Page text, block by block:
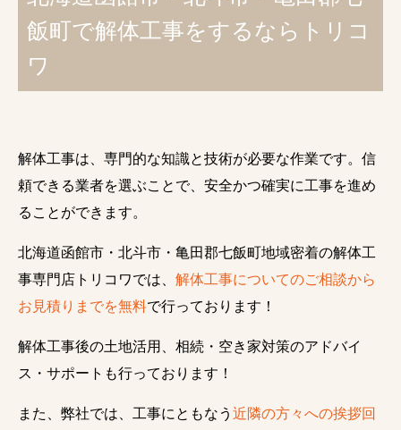
飯町で解体工事をするならトリコ
ワ
解体工事は、専門的な知識と技術が必要な作業です。信
頼できる業者を選ぶことで、安全かつ確実に工事を進め
ることができます。
北海道函館市・北斗市・亀田郡七飯町地域密着の解体工
事専門店トリコワでは、 解体工事についてのご相談から
お見積りまでを無料で行っております！
解体工事後の土地活用、相続・空き家対策のアドバイ
ス・サポートも行っております！
また、弊社では、工事にともなう 近隣の方々への挨拶回